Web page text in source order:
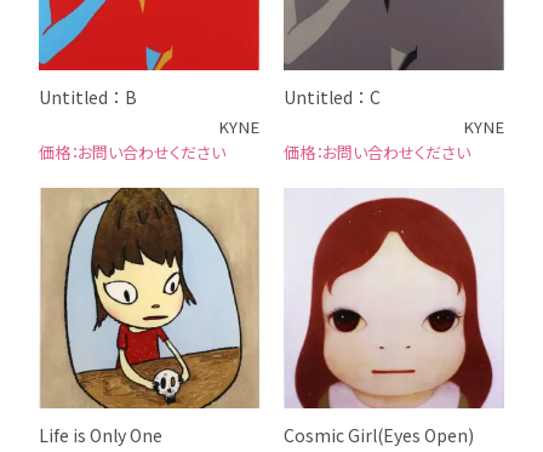
Untitled：B
KYNE
お問い合わせください
Untitled：C
KYNE
お問い合わせください
Life is Only One Cosmic Girl(Eyes Open)